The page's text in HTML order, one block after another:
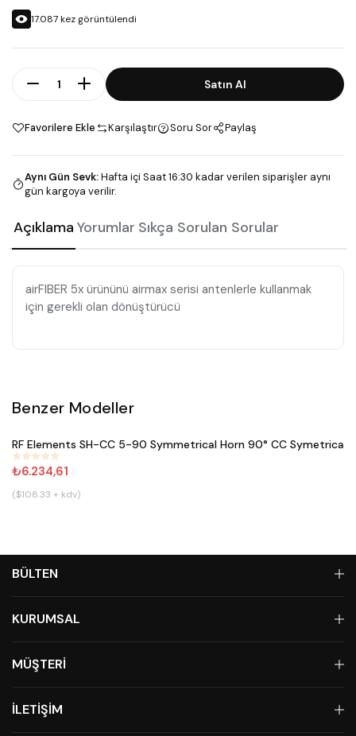
17.087kez görüntülendi
Adet Satın Al
Favorilere Ekle Karşılaştır Soru Sor Paylaş
Aynı Gün Sevk:Hafta içi Saat 16:30 kadar verilen siparişler aynı
gün kargoya verilir.
Açıklama Yorumlar Sıkça Sorulan Sorular
airFIBER 5x ürününü airmax serisi antenlerle kullanmak
için gerekli olan dönüştürücü
Benzer Modeller
#644
RF Elements SH-CC 5-90 Symmetrical Horn 90° CC Symetrical
₺6.234,61
($108.33 + kdv)
BÜLTEN
KURUMSAL
MÜŞTERİ
İLETİŞİM